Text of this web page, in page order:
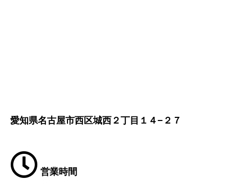
愛知県名古屋市西区城西２丁目１４−２７
営業時間